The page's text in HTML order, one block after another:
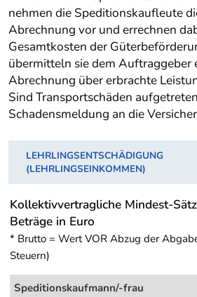
nehmen die Speditionskaufleute
Abrechnung vor und errechnen
Gesamtkosten der
übermitteln sie dem Auftraggeber
Abrechnung über erbrachte
Sind Transportschäden
Schadensmeldung an die
LEHRLINGSENTSCHÄDIGUNG
(LEHRLINGSEINKOMMEN)
Kollektivvertragliche Mindest-
Beträge in Euro
* Brutto = Wert VOR Abzug der
Steuern)
Speditionskaufmann/-frau